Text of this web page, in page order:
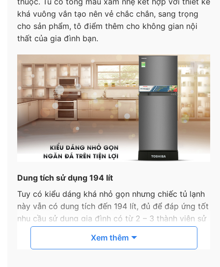
khá vuông vắn tạo nên vẻ chắc chắn, sang trọng
cho sản phẩm, tô điểm thêm cho không gian nội
thất của gia đình bạn.
Dung tích sử dụng 194 lít
Tuy có kiểu dáng khá nhỏ gọn nhưng chiếc tủ lạnh
này vẫn có dung tích đến 194 lít, đủ để đáp ứng tốt
nhu cầu sử dụng gia đình có từ 2 – 3 thành viên sử
dụng.
Xem thêm